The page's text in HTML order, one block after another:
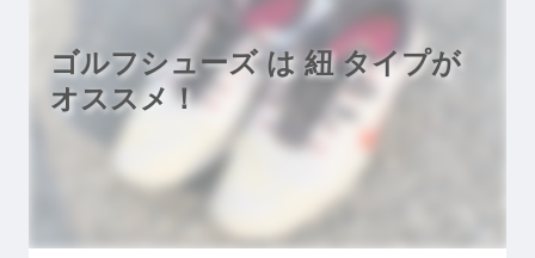
ゴルフシューズ は 紐 タイプが
オススメ！